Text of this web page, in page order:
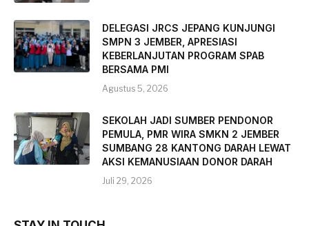
DELEGASI JRCS JEPANG KUNJUNGI
SMPN 3 JEMBER, APRESIASI
KEBERLANJUTAN PROGRAM SPAB
BERSAMA PMI
Agustus 5, 2026
SEKOLAH JADI SUMBER PENDONOR
PEMULA, PMR WIRA SMKN 2 JEMBER
SUMBANG 28 KANTONG DARAH LEWAT
AKSI KEMANUSIAAN DONOR DARAH
Juli 29, 2026